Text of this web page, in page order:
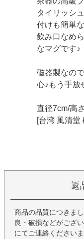
タイリッシ
付けも簡単
飲み口なめ
なマグです♪
磁器製なの
心♪もう手放
直径7cm/高
[台湾 風清堂
返
商品の品質につきま
良・破損などがござ
にてご連絡くださいま